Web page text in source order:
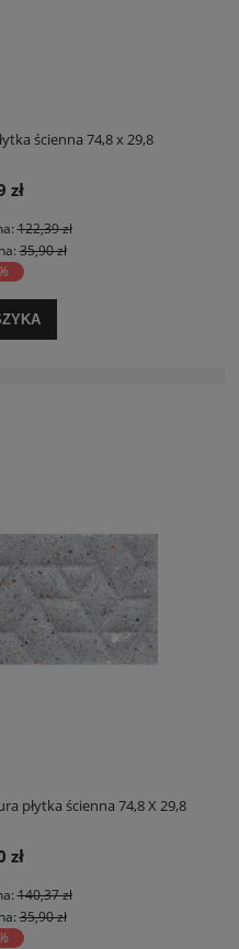
ścienna 74,8 x 29,8
zł
122,39 zł
35,90 zł
płytka ścienna 74,8 X 29,8
zł
140,37 zł
35,90 zł